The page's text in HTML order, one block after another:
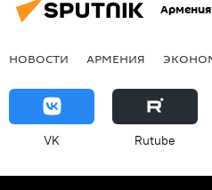
Армения
НОВОСТИ АРМЕНИЯ
VK Rutube